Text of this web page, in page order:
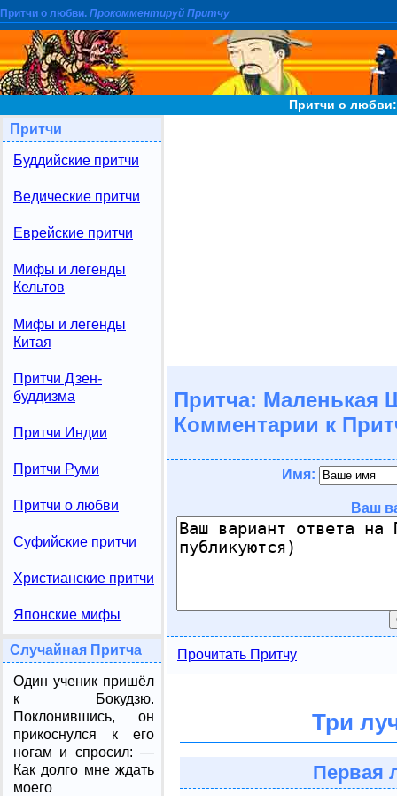
Притчи о любви. Прокомментируй Притчу
Притчи о
Притчи
Буддийские притчи
Ведические притчи
Еврейские притчи
Мифы и легенды
Кельтов
Мифы и легенды
Китая
Притчи Дзен-
буддизма
Притчи Индии
Притчи Руми
Притчи о любви
Суфийские притчи
Христианские притчи
Японские мифы
Случайная Притча
Один ученик пришёл
к Бокудзю.
Поклонившись, он
прикоснулся к его
ногам и спросил: —
Как долго мне ждать
моего
Притча: Маленькая
Комментарии к
Имя:
Ваш
Прочитать Притчу
Три
Первая